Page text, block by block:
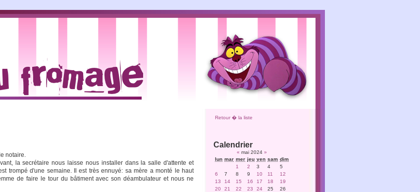
notaire.
la secrétaire nous laisse nous installer dans la salle d'attente et
trompé d'une semaine. Il est très ennuyé: sa mère a monté le haut
de faire le tour du bâtiment avec son déambulateur et nous ne
Retour � la liste
Calendrier
« mai 2024 »
lun mar mer jeu ven sam dim
1
2 3 4
5
6
7 8 9 10 11
12
13
14 15 16 17 18
19
20
21 22 23 24 25
26